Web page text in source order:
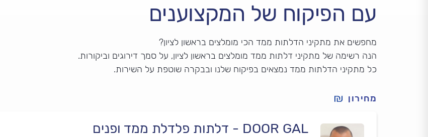
עם הפיקוח של המקצוענים
מחפשים את מתקיני הדלתות ממד הכי מומלצים בראשון לציון?
הנה רשימה של מתקיני דלתות ממד מומלצים בראשון לציון, על סמך דירוגים וביקורות.
כל מתקיני הדלתות ממד נמצאים בפיקוח שלנו ובבקרה שוטפת על השירות.
מחירון
DOOR GAL - דלתות פלדלת ממד ופנים